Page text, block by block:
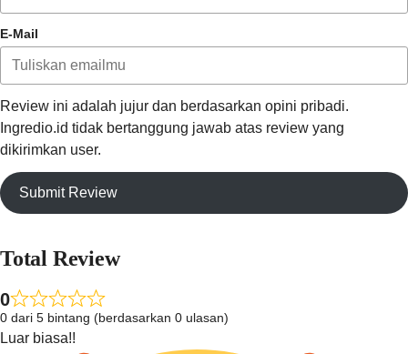
E-Mail
Review ini adalah jujur dan berdasarkan opini pribadi.
Ingredio.id tidak bertanggung jawab atas review yang
dikirimkan user.
Submit Review
Total Review
0
0 dari 5 bintang (berdasarkan 0 ulasan)
Luar biasa!!